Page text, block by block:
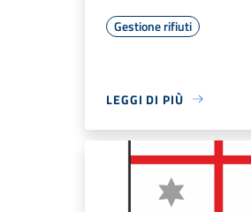
Gestione rifiuti
LEGGI DI PIÙ